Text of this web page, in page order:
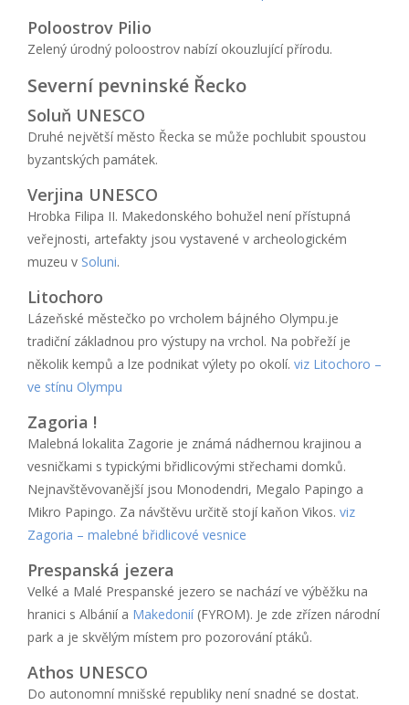
Poloostrov Pilio
Zelený úrodný poloostrov nabízí okouzlující přírodu.
Severní pevninské Řecko
Soluň UNESCO
Druhé největší město Řecka se může pochlubit spoustou
byzantských památek.
Verjina UNESCO
Hrobka Filipa II. Makedonského bohužel není přístupná
veřejnosti, artefakty jsou vystavené v archeologickém
muzeu v Soluni.
Litochoro
Lázeňské městečko po vrcholem bájného Olympu.je
tradiční základnou pro výstupy na vrchol. Na pobřeží je
několik kempů a lze podnikat výlety po okolí. viz Litochoro –
ve stínu Olympu
Zagoria !
Malebná lokalita Zagorie je známá nádhernou krajinou a
vesničkami s typickými břidlicovými střechami domků.
Nejnavštěvovanější jsou Monodendri, Megalo Papingo a
Mikro Papingo. Za návštěvu určitě stojí kaňon Vikos. viz
Zagoria – malebné břidlicové vesnice
Prespanská jezera
Velké a Malé Prespanské jezero se nachází ve výběžku na
hranici s Albánií a Makedonií(FYROM). Je zde zřízen národní
park a je skvělým místem pro pozorování ptáků.
Athos UNESCO
Do autonomní mnišské republiky není snadné se dostat.